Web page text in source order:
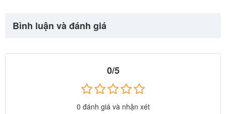
Bình luận và đánh giá
0/5
0 đánh giá và nhận xét